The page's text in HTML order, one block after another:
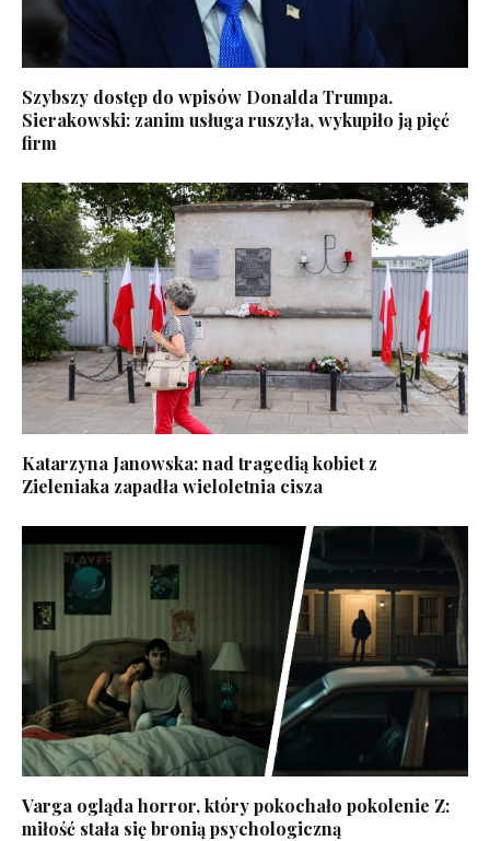
Szybszy dostęp do wpisów Donalda Trumpa.
Sierakowski: zanim usługa ruszyła, wykupiło ją pięć
firm
Katarzyna Janowska: nad tragedią kobiet z
Zieleniaka zapadła wieloletnia cisza
Varga ogląda horror, który pokochało pokolenie Z:
miłość stała się bronią psychologiczną